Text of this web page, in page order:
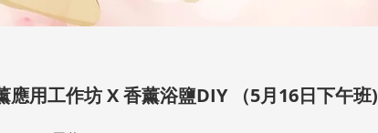
應用工作坊 X 香薰浴鹽DIY （5月16日下午班)